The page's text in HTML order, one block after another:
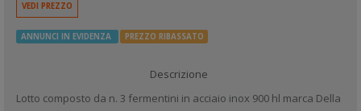
VEDI PREZZO
ANNUNCI IN EVIDENZA PREZZO RIBASSATO
Descrizione
Lotto composto da n. 3 fermentini in acciaio inox 900 hl marca Della